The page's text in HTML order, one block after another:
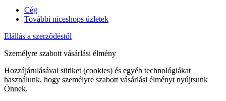
Cég
További niceshops üzletek
Elállás a szerződéstől
Személyre szabott vásárlási élmény
Hozzájárulásával sütiket (cookies) és egyéb technológiákat
használunk, hogy személyre szabott vásárlási élményt nyújtsunk
Önnek.